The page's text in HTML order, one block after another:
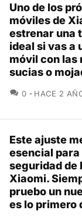
Uno de los
móviles de
estrenar una
ideal si vas a
móvil con las
sucias o
0 HACE 2
Este ajuste
esencial
seguridad de
Xiaomi.
pruebo un
es lo primero